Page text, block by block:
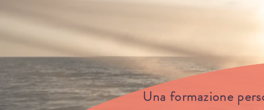
Una formazione